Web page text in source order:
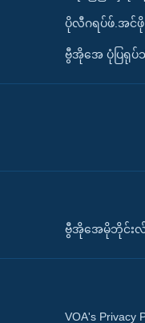
ပိုလီဂရပ်ဖ်.အင်ဖို
ဗွီအိုအေ ပုံပြရုပ်
ဗွီအိုအေမိုဘိုင်း
VOA's Privacy